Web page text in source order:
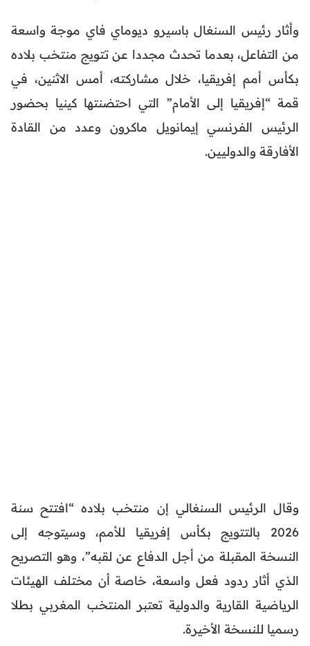
وأثار رئيس السنغال باسيرو ديوماي فاي موجة واسعة
من التفاعل، بعدما تحدث مجددا عن تتويج منتخب بلاده
بكأس أمم إفريقيا، خلال مشاركته، أمس الاثنين، في
قمة “إفريقيا إلى الأمام” التي احتضنتها كينيا بحضور
الرئيس الفرنسي إيمانويل ماكرون وعدد من القادة
الأفارقة والدوليين.
وقال الرئيس السنغالي إن منتخب بلاده “افتتح سنة
2026 بالتتويج بكأس إفريقيا للأمم، وسيتوجه إلى
النسخة المقبلة من أجل الدفاع عن لقبه”، وهو التصريح
الذي أثار ردود فعل واسعة، خاصة أن مختلف الهيئات
الرياضية القارية والدولية تعتبر المنتخب المغربي بطلا
رسميا للنسخة الأخيرة.